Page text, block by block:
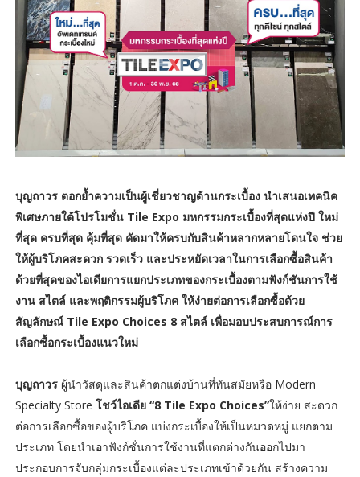
บุญถาวร ตอกย้ำความเป็นผู้เชี่ยวชาญด้านกระเบื้อง นำเสนอเทคนิค
พิเศษภายใต้โปรโมชั่น Tile Expo มหกรรมกระเบื้องที่สุดแห่งปี ใหม่
ที่สุด ครบที่สุด คุ้มที่สุด คัดมาให้ครบกับสินค้าหลากหลายโดนใจ ช่วย
ให้ผู้บริโภคสะดวก รวดเร็ว และประหยัดเวลาในการเลือกซื้อสินค้า
ด้วยที่สุดของไอเดียการแยกประเภทของกระเบื้องตามฟังก์ชันการใช้
งาน สไตล์ และพฤติกรรมผู้บริโภค ให้ง่ายต่อการเลือกซื้อด้วย
สัญลักษณ์ Tile Expo Choices 8 สไตล์ เพื่อมอบประสบการณ์การ
เลือกซื้อกระเบื้องแนวใหม่
บุญถาวรผู้นำวัสดุและสินค้าตกแต่งบ้านที่ทันสมัยหรือ Modern
Specialty Store โชว์ไอเดีย “8 Tile Expo Choices”ให้ง่าย สะดวก
ต่อการเลือกซื้อของผู้บริโภค แบ่งกระเบื้องให้เป็นหมวดหมู่ แยกตาม
ประเภท โดยนำเอาฟังก์ชั่นการใช้งานที่แตกต่างกันออกไปมา
ประกอบการจับกลุ่มกระเบื้องแต่ละประเภทเข้าด้วยกัน สร้างความ